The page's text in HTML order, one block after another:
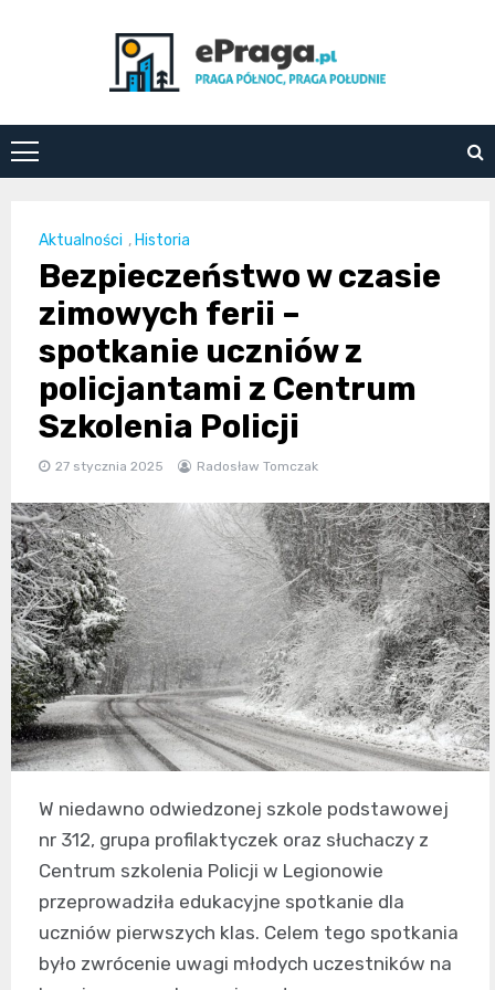
ePraga.pl
Aktualności , Historia
Bezpieczeństwo w czasie
zimowych ferii –
spotkanie uczniów z
policjantami z Centrum
Szkolenia Policji
27 stycznia 2025 Radosław Tomczak
W niedawno odwiedzonej szkole podstawowej
nr 312, grupa profilaktyczek oraz słuchaczy z
Centrum szkolenia Policji w Legionowie
przeprowadziła edukacyjne spotkanie dla
uczniów pierwszych klas. Celem tego spotkania
było zwrócenie uwagi młodych uczestników na